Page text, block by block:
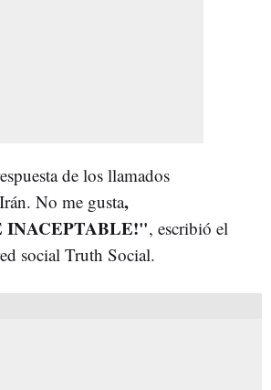
de los llamados
No me gusta,
INACEPTABLE!", escribió el
social Truth Social.